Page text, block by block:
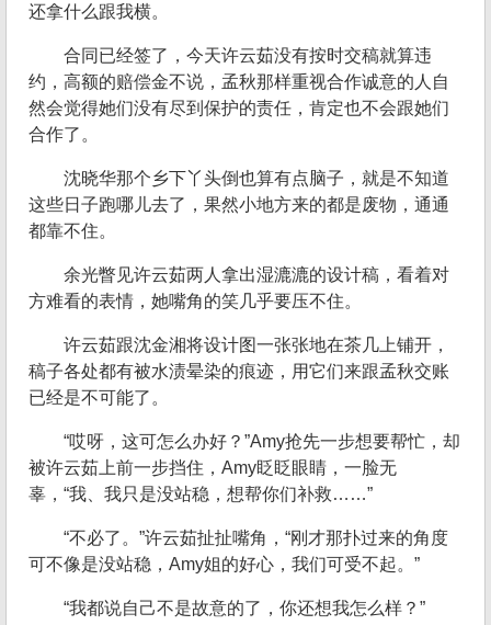
还拿什么跟我横。
合同已经签了，今天许云茹没有按时交稿就算违
约，高额的赔偿金不说，孟秋那样重视合作诚意的人自
然会觉得她们没有尽到保护的责任，肯定也不会跟她们
合作了。
沈晓华那个乡下丫头倒也算有点脑子，就是不知道
这些日子跑哪儿去了，果然小地方来的都是废物，通通
都靠不住。
余光瞥见许云茹两人拿出湿漉漉的设计稿，看着对
方难看的表情，她嘴角的笑几乎要压不住。
许云茹跟沈金湘将设计图一张张地在茶几上铺开，
稿子各处都有被水渍晕染的痕迹，用它们来跟孟秋交账
已经是不可能了。
“哎呀，这可怎么办好？”Amy抢先一步想要帮忙，却
被许云茹上前一步挡住，Amy眨眨眼睛，一脸无
辜，“我、我只是没站稳，想帮你们补救……”
“不必了。”许云茹扯扯嘴角，“刚才那扑过来的角度
可不像是没站稳，Amy姐的好心，我们可受不起。”
“我都说自己不是故意的了，你还想我怎么样？”